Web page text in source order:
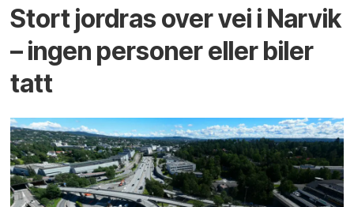
Stort jordras over vei i Narvik
– ingen personer eller biler
tatt